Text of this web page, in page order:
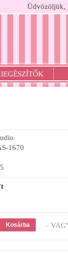
Üdvözöljük,
1670
-